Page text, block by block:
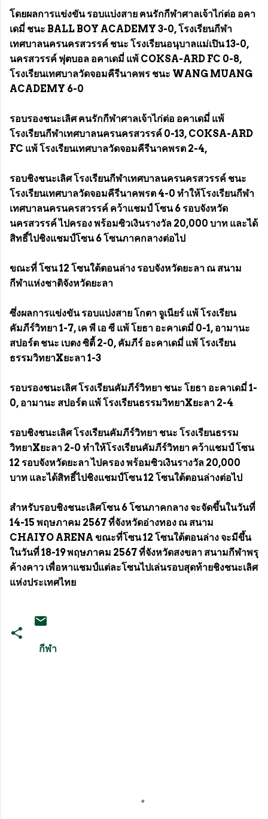
โดยผลการแข่งขัน รอบแบ่งสาย ฅนรักกีฬาศาลเจ้าไก่ต่อ อคา
เดมี่ ชนะ BALL BOY ACADEMY 3-0, โรงเรียนกีฬา
เทศบาลนครนครสวรรค์ ชนะ โรงเรียนอนุบาลแม่เปิน 13-0,
นครสวรรค์ ฟุตบอล อคาเดมี่ แพ้ COKSA-ARD FC 0-8,
โรงเรียนเทศบาลวัดจอมคีรีนาคพร ชนะ WANG MUANG
ACADEMY 6-0
รอบรองชนะเลิศ ฅนรักกีฬาศาลเจ้าไก่ต่อ อคาเดมี่ แพ้
โรงเรียนกีฬาเทศบาลนครนครสวรรค์ 0-13, COKSA-ARD
FC แพ้ โรงเรียนเทศบาลวัดจอมคีรีนาคพรต 2-4,
รอบชิงชนะเลิศ โรงเรียนกีฬาเทศบาลนครนครสวรรค์ ชนะ
โรงเรียนเทศบาลวัดจอมคีรีนาคพรต 4-0 ทำให้โรงเรียนกีฬา
เทศบาลนครนครสวรรค์ คว้าแชมป์ โซน 6 รอบจังหวัด
นครสวรรค์ ไปครอง พร้อมซิวเงินรางวัล 20,000 บาท และได้
สิทธิ์ไปชิงแชมป์โซน 6 โซนภาคกลางต่อไป
ขณะที่ โซน 12 โซนใต้ตอนล่าง รอบจังหวัดยะลา ณ สนาม
กีฬาแห่งชาติจังหวัดยะลา
ซึ่งผลการแข่งขัน รอบแบ่งสาย โกตา จูเนียร์ แพ้ โรงเรียน
คัมภีร์วิทยา 1-7, เค พี เอ ซี แพ้ โยธา อะคาเดมี่ 0-1, อามานะ
สปอร์ต ชนะ เบตง ซิตี้ 2-0, คัมภีร์ อะคาเดมี่ แพ้ โรงเรียน
ธรรมวิทยาXยะลา 1-3
รอบรองชนะเลิศ โรงเรียนคัมภีร์วิทยา ชนะ โยธา อะคาเดมี่ 1-
0, อามานะ สปอร์ต แพ้ โรงเรียนธรรมวิทยาXยะลา 2-4
รอบชิงชนะเลิศ โรงเรียนคัมภีร์วิทยา ชนะ โรงเรียนธรรม
วิทยาXยะลา 2-0 ทำให้โรงเรียนคัมภีร์วิทยา คว้าแชมป์ โซน
12 รอบจังหวัดยะลา ไปครอง พร้อมซิวเงินรางวัล 20,000
บาท และได้สิทธิ์ไปชิงแชมป์โซน 12 โซนใต้ตอนล่างต่อไป
สำหรับรอบชิงชนะเลิศโซน 6 โซนภาคกลาง จะจัดขึ้นในวันที่
14-15 พฤษภาคม 2567 ที่จังหวัดอ่างทอง ณ สนาม
CHAIYO ARENA ขณะที่โซน 12 โซนใต้ตอนล่าง จะมีขึ้น
ในวันที่ 18-19 พฤษภาคม 2567 ที่จังหวัดสงขลา สนามกีฬาพรุ
ค้างคาว เพื่อหาแชมป์แต่ละโซนไปเล่นรอบสุดท้ายชิงชนะเลิศ
แห่งประเทศไทย
กีฬา